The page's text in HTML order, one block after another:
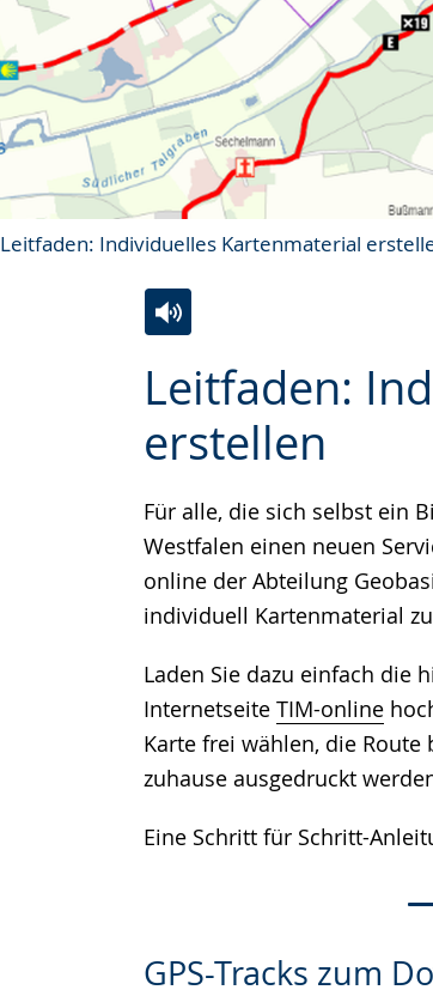
Leitfaden: Individuelles Kartenmaterial
Leitfaden:
erstellen
Für alle, die sich selbst ein
Westfalen einen neuen
online der Abteilung
individuell Kartenmaterial
Laden Sie dazu einfach die
Internetseite TIM-online
Karte frei wählen, die
zuhause ausgedruckt
Eine Schritt für Schritt-
GPS-Tracks zum
Leichten
Sprache
wechseln.
Audio-
Unterstützung.
Video
Deutscher
wird
angezeigt.